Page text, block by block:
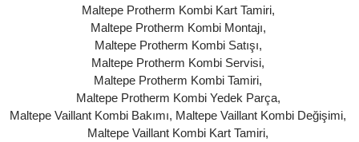
Maltepe Protherm Kombi Kart Tamiri,
Maltepe Protherm Kombi Montajı,
Maltepe Protherm Kombi Satışı,
Maltepe Protherm Kombi Servisi,
Maltepe Protherm Kombi Tamiri,
Maltepe Protherm Kombi Yedek Parça,
Maltepe Vaillant Kombi Bakımı, Maltepe Vaillant Kombi Değişimi,
Maltepe Vaillant Kombi Kart Tamiri,